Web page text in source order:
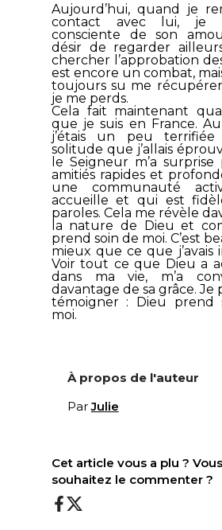
Aujourd’hui, quand je
contact avec lui, je
consciente de son
désir de regarder
chercher l’approbation
est encore un combat,
toujours su me
je me perds.
Cela fait maintenant
que je suis en France.
j’étais un peu
solitude que j’allais
le Seigneur m’a surprise
amitiés rapides et
une communauté
accueille et qui est
paroles. Cela me révèle
la nature de Dieu et
prend soin de moi. C’est
mieux que ce que j’avais
Voir tout ce que Dieu a
dans ma vie, m’a
davantage de sa grâce. Je
témoigner : Dieu prend
moi.
À propos de l'auteur
ParJulie
Cet article vous a plu ? Vous
souhaitez le commenter ?